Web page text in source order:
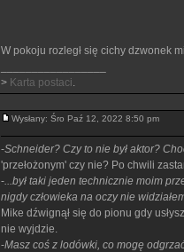
W pokoju rozległ się cichy dzwonek
> Karta postaci.
Wysłany: Śro Paź 12, 2022 8:50 pm
-Schneider? Czy to nie był aktor?
'przełożonym' czy nie? Po chwili
-...był taki jeden technicznie moim
nigdy człowieka na oczy nie
Mike dźwignął się do pionu gdy
nie wyjdzie.
-Masz coś z lodówki, co mogę